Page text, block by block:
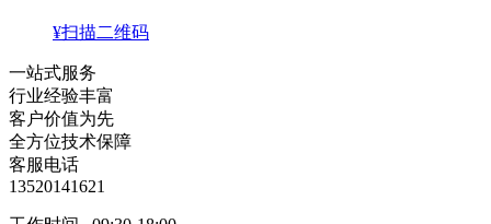
¥扫描二维码
一站式服务
行业经验丰富
客户价值为先
全方位技术保障
客服电话
13520141621